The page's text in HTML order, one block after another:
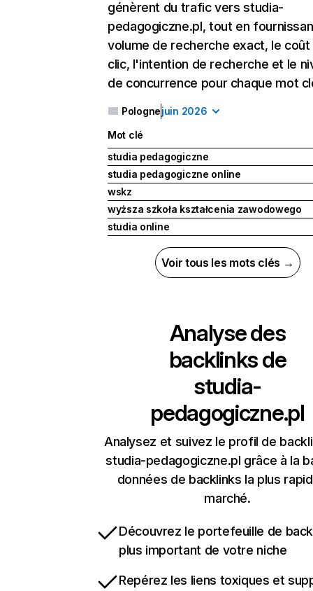
génèrent du trafic vers studia-
pedagogiczne.pl, tout en
volume de recherche exact, le coût
clic, l'intention de recherche et le
de concurrence pour chaque mot
Polognejuin 2026
Mot clé
studia pedagogiczne
studia pedagogiczne online
wskz
wyższa szkoła kształcenia zawodowego
studia online
Voir tous les mots clés →
Analyse des
backlinks de
studia-
pedagogiczne.pl
Analysez et suivez le profil de
studia-pedagogiczne.pl grâce à la
données de backlinks la plus
marché.
Découvrez le portefeuille de
plus important de votre niche
Repérez les liens toxiques et